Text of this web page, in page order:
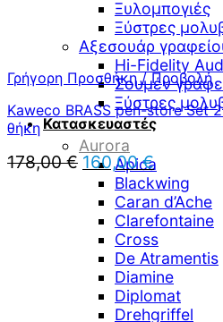
Ξυλομπογιές
Ξύστρες
Αξεσουάρ
Hi-Fidelity
Σουμέν
Ξύστρες
Κατασκευαστές
Aurora
Apica
Blackwing
Caran d’Ache
Clarefontaine
Cross
De Atramentis
Diamine
Diplomat
Drehgriffel
Γρήγορη Προσθήκη / Προβολή
Kaweco BRASS pen-store Set
θήκη
178,00€ Original
price
178,00 €.
160,00€Η
τρέχουσα
τιμή
είναι:
160,00 €.